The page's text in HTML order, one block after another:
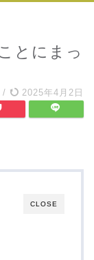
とにまっ
/ 2025年4月2日
CLOSE